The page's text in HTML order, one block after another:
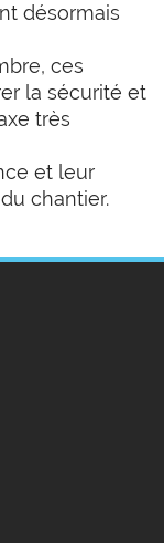
désormais
ces
la sécurité et
très
et leur
chantier.